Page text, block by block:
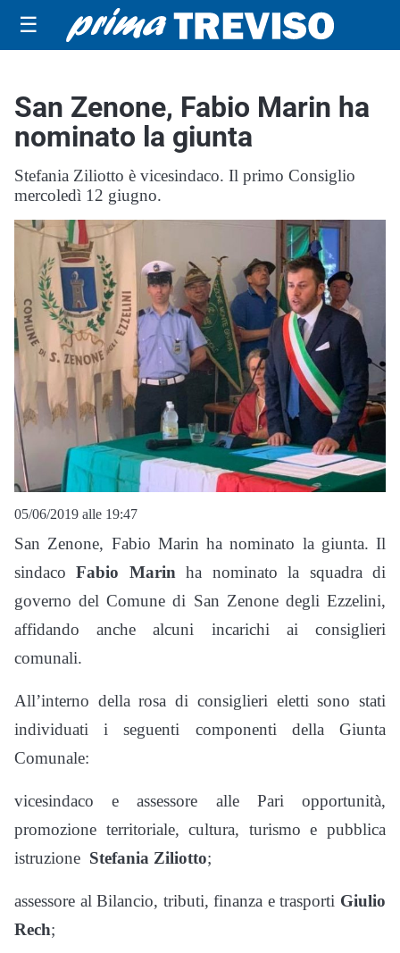
☰
San Zenone, Fabio Marin ha
nominato la giunta
Stefania Ziliotto è vicesindaco. Il primo Consiglio
mercoledì 12 giugno.
05/06/2019 alle 19:47
San Zenone, Fabio Marin ha nominato la giunta. Il
sindacoFabio Marinha nominato la squadra di
governo del Comune di San Zenone degli Ezzelini,
affidando anche alcuni incarichi ai consiglieri
comunali.
All’interno della rosa di consiglieri eletti sono stati
individuati i seguenti componenti della Giunta
Comunale:
vicesindaco e assessore alle Pari opportunità,
promozione territoriale, cultura, turismo e pubblica
istruzione Stefania Ziliotto;
assessore al Bilancio, tributi, finanza e trasporti Giulio
Rech;